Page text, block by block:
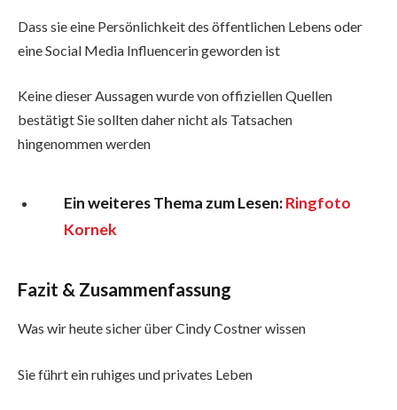
Dass sie eine Persönlichkeit des öffentlichen Lebens oder
eine Social Media Influencerin geworden ist
Keine dieser Aussagen wurde von offiziellen Quellen
bestätigt Sie sollten daher nicht als Tatsachen
hingenommen werden
Ein weiteres Thema zum Lesen:Ringfoto
Kornek
Fazit & Zusammenfassung
Was wir heute sicher über Cindy Costner wissen
Sie führt ein ruhiges und privates Leben